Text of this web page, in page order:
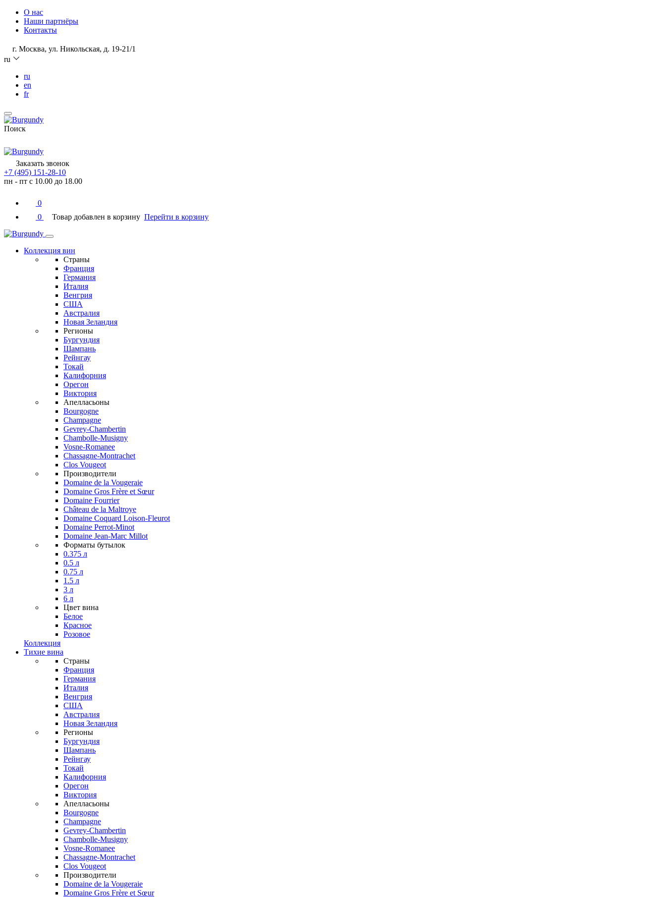
О нас
Наши партнёры
Контакты
г. Москва, ул. Никольская, д. 19-21/1
ru
ru
en
fr
Поиск
Заказать звонок
+7 (495) 151-28-10
пн - пт с 10.00 до 18.00
0
0
Товар добавлен в корзину Перейти в корзину
Коллекция вин
Страны
Франция
Германия
Италия
Венгрия
США
Австралия
Новая Зеландия
Регионы
Бургундия
Шампань
Рейнгау
Токай
Калифорния
Орегон
Виктория
Апелласьоны
Bourgogne
Champagne
Gevrey-Chambertin
Chambolle-Musigny
Vosne-Romanee
Chassagne-Montrachet
Clos Vougeot
Производители
Domaine de la Vougeraie
Domaine Gros Frère et Sœur
Domaine Fourrier
Château de la Maltroye
Domaine Coquard Loison-Fleurot
Domaine Perrot-Minot
Domaine Jean-Marc Millot
Форматы бутылок
0.375 л
0.5 л
0.75 л
1.5 л
3 л
6 л
Цвет вина
Белое
Красное
Розовое
Коллекция
Тихие вина
Страны
Франция
Германия
Италия
Венгрия
США
Австралия
Новая Зеландия
Регионы
Бургундия
Шампань
Рейнгау
Токай
Калифорния
Орегон
Виктория
Апелласьоны
Bourgogne
Champagne
Gevrey-Chambertin
Chambolle-Musigny
Vosne-Romanee
Chassagne-Montrachet
Clos Vougeot
Производители
Domaine de la Vougeraie
Domaine Gros Frère et Sœur